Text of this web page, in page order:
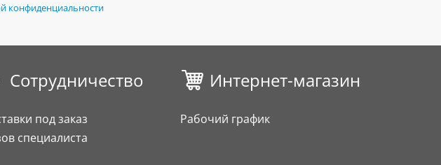
конфиденциальности
Сотрудничество
под заказ
специалиста
Интернет-магазин
Рабочий график